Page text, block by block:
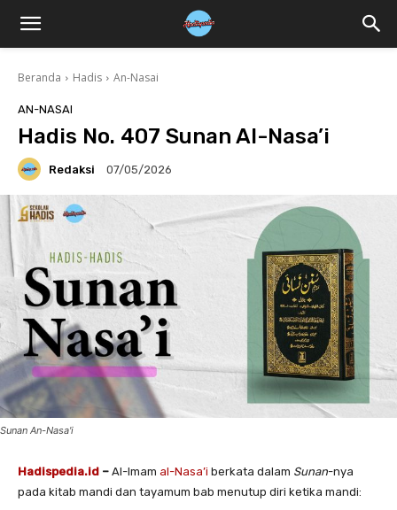
Beranda Hadis An-Nasai
AN-NASAI
Hadis No. 407 Sunan Al-Nasa’i
Redaksi 07/05/2026
Sunan An-Nasa'i
Hadispedia.id – Al-Imam al-Nasa’i berkata dalam Sunan-nya
pada kitab mandi dan tayamum bab menutup diri ketika mandi: